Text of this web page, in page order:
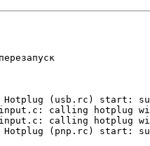
(usb.rc) start:
calling hotplug
calling hotplug
(pnp.rc) start: